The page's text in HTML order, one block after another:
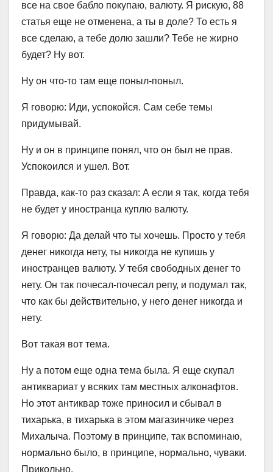
все на свое бабло покупаю, валюту. Я рискую, 88
статья еще не отменена, а ты в доле? То есть я
все сделаю, а тебе долю зашли? Тебе не жирно
будет? Ну вот.
Ну он что-то там еще поныл-поныл.
Я говорю: Иди, успокойся. Сам себе темы
придумывай.
Ну и он в принципе понял, что он был не прав.
Успокоился и ушел. Вот.
Правда, как-то раз сказал: А если я так, когда тебя
не будет у иностранца куплю валюту.
Я говорю: Да делай что ты хочешь. Просто у тебя
денег никогда нету, ты никогда не купишь у
иностранцев валюту. У тебя свободных денег то
нету. Он так почесал-почесал репу, и подумал так,
что как бы действительно, у него денег никогда и
нету.
Вот такая вот тема.
Ну а потом еще одна тема была. Я еще скупал
антиквариат у всяких там местных алконафтов.
Но этот антиквар тоже приносил и сбывал в
тихарька, в тихарька в этом магазинчике через
Михалыча. Поэтому в принципе, так вспоминаю,
нормально было, в принципе, нормально, чуваки.
Прикольно.